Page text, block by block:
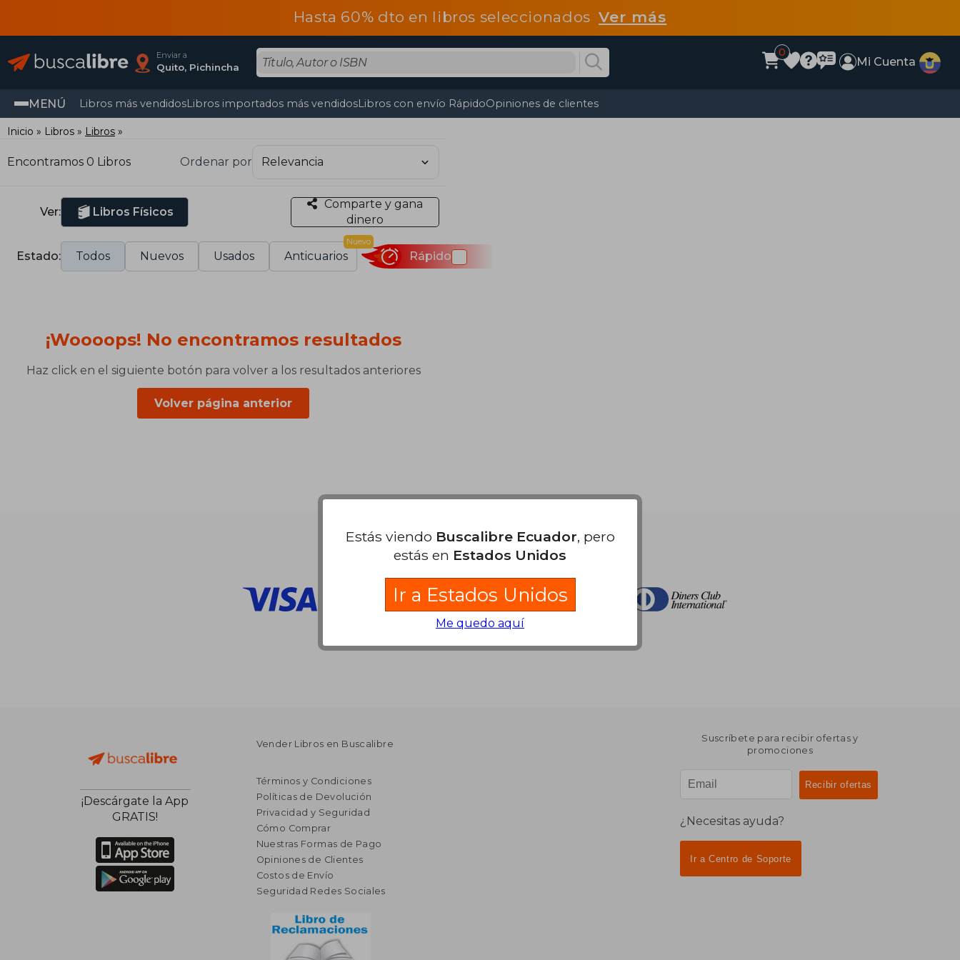
Hasta 60% dto en libros seleccionadosVer más
Enviar a
Quito, Pichincha
0
Mi Cuenta
MENÚ Libros más vendidosLibros importados más vendidosLibros con envío RápidoOpiniones de clientes
Inicio Libros Libros
Encontramos 0 Libros Ordenar por
Ver: Libros Físicos
Comparte y gana
dinero
Estado: Todos Nuevos Usados Anticuarios
Nuevo
Rápido
¡Woooops! No encontramos resultados
Haz click en el siguiente botón para volver a los resultados anteriores
Volver página anterior
Nuestras Formas de Pago
¡Descárgate la App
GRATIS!
Vender Libros en Buscalibre
Términos y Condiciones
Políticas de Devolución
Privacidad y Seguridad
Cómo Comprar
Nuestras Formas de Pago
Opiniones de Clientes
Costos de Envío
Seguridad Redes Sociales
Suscríbete para recibir ofertas y
promociones
¿Necesitas ayuda?
Ir a Centro de Soporte
Estás viendo Buscalibre Ecuador, pero
estás en Estados Unidos
Ir a Estados Unidos
Me quedo aquí